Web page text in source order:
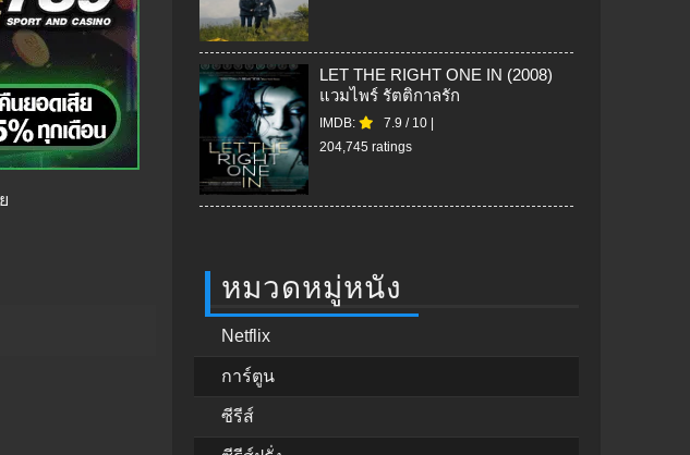
LET THE RIGHT ONE IN (2008)
แวมไพร์ รัตติกาลรัก
IMDB: 7.9 / 10
204,745 ratings
หมวดหมู่หนัง
Netflix
การ์ตูน
ซีรีส์